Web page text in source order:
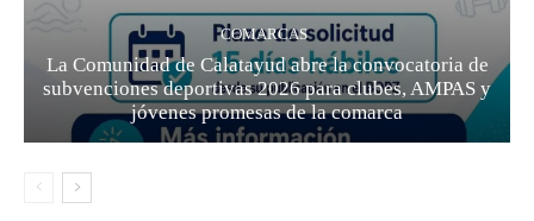
COMARCAS
La Comunidad de Calatayud abre la convocatoria de
subvenciones deportivas 2026 para clubes, AMPAS y
jóvenes promesas de la comarca